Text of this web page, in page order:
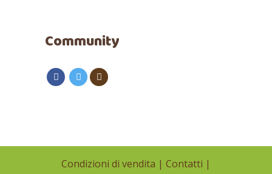
Community
Condizioni di vendita | Contatti |